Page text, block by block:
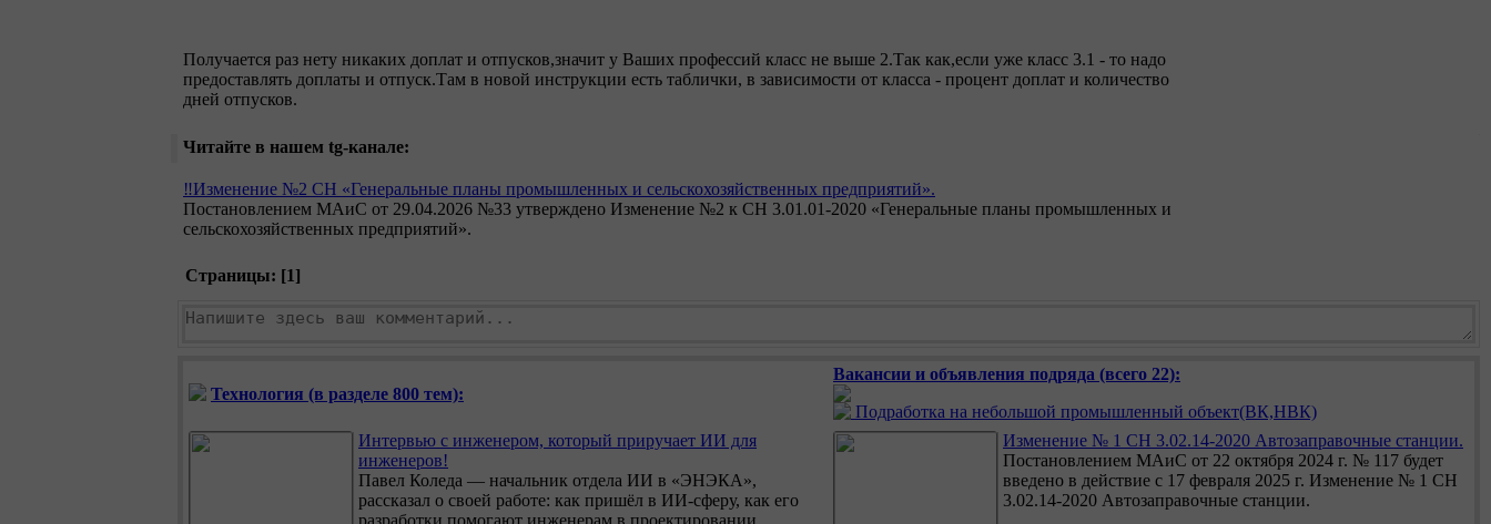
Получается раз нету никаких доплат и отпусков,значит у Ваших профессий класс не выше 2.Так как,если уже класс 3.1 - то надо
предоставлять доплаты и отпуск.Там в новой инструкции есть таблички, в зависимости от класса - процент доплат и количество
дней отпусков.
Читайте в нашем tg-канале:
‼️Изменение №2 СН «Генеральные планы промышленных и сельскохозяйственных предприятий».
Постановлением МАиС от 29.04.2026 №33 утверждено Изменение №2 к СН 3.01.01-2020 «Генеральные планы промышленных и
сельскохозяйственных предприятий».
Страницы: [1]
Технология (в разделе 800 тем):
Вакансии и объявления подряда (всего 22):
Подработка на небольшой промышленный объект(ВК,НВК)
Интервью с инженером, который приручает ИИ для
инженеров!
Павел Коледа — начальник отдела ИИ в «ЭНЭКА»,
рассказал о своей работе: как пришёл в ИИ-сферу, как его
Изменение № 1 СН 3.02.14-2020 Автозаправочные станции.
Постановлением МАиС от 22 октября 2024 г. № 117 будет
введено в действие с 17 февраля 2025 г. Изменение № 1 СН
3.02.14-2020 Автозаправочные станции.